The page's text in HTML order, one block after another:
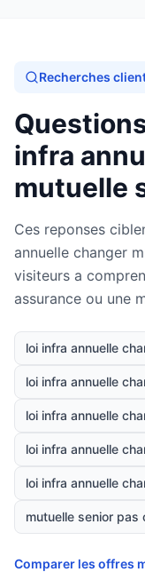
Recherches
infra
mutuelle
Ces reponses
annuelle changer
visiteurs a
assurance ou une
loi infra annuelle
loi infra annuelle
loi infra annuelle
loi infra annuelle
loi infra annuelle
mutuelle senior pas
Comparer les offres